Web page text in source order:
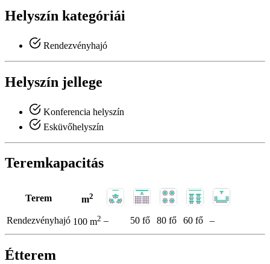
Helyszín kategóriái
Rendezvényhajó
Helyszín jellege
Konferencia helyszín
Esküvőhelyszín
Teremkapacitás
Terem m2
Rendezvényhajó 100 m2 – 50 fő 80 fő 60 fő –
Étterem